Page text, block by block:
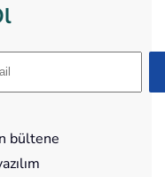
bültene